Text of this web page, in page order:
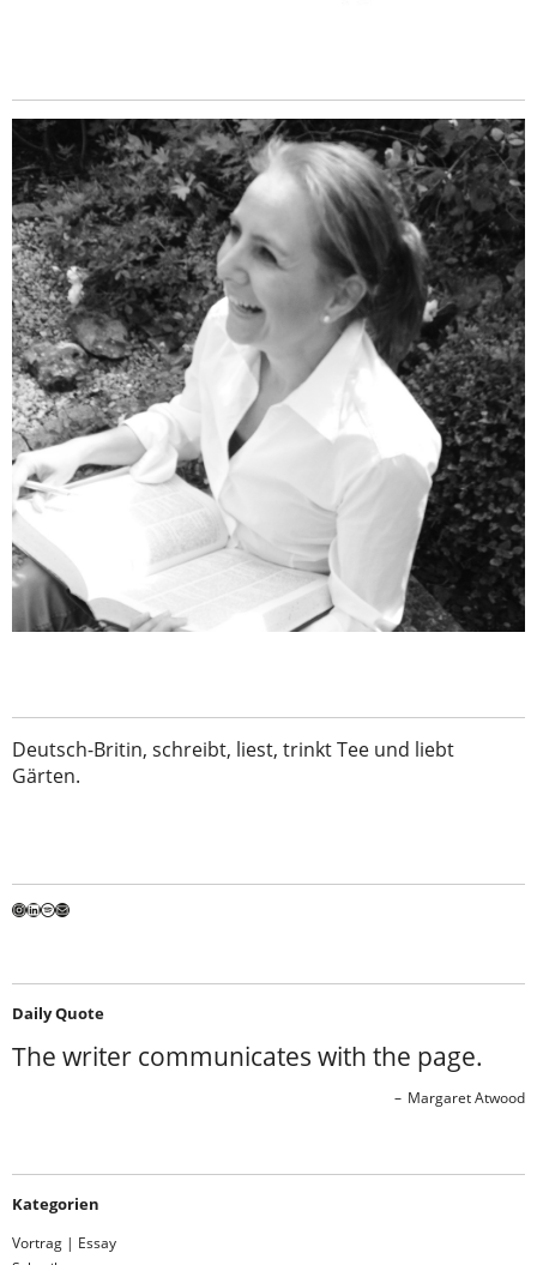
Deutsch-Britin, schreibt, liest, trinkt Tee und liebt
Gärten.
Instagram
LinkedIn
Spotify
E-Mail
Daily Quote
The writer communicates with the page.
Margaret Atwood
Kategorien
Vortrag | Essay